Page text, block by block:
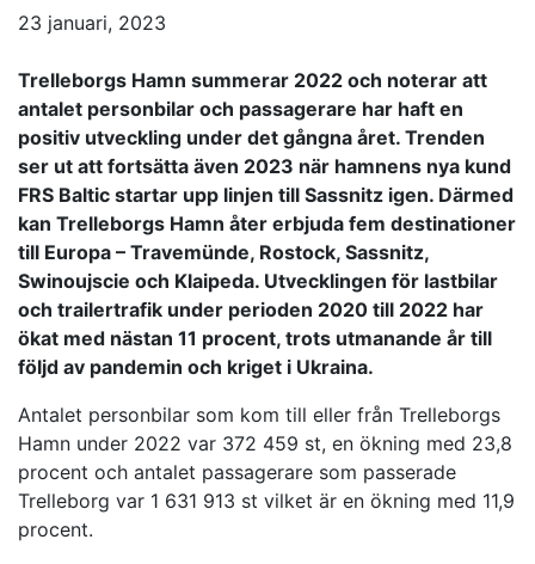
23 januari, 2023
Trelleborgs Hamn summerar 2022 och noterar att
antalet personbilar och passagerare har haft en
positiv utveckling under det gångna året. Trenden
ser ut att fortsätta även 2023 när hamnens nya kund
FRS Baltic startar upp linjen till Sassnitz igen. Därmed
kan Trelleborgs Hamn åter erbjuda fem destinationer
till Europa – Travemünde, Rostock, Sassnitz,
Swinoujscie och Klaipeda. Utvecklingen för lastbilar
och trailertrafik under perioden 2020 till 2022 har
ökat med nästan 11 procent, trots utmanande år till
följd av pandemin och kriget i Ukraina.
Antalet personbilar som kom till eller från Trelleborgs
Hamn under 2022 var 372 459 st, en ökning med 23,8
procent och antalet passagerare som passerade
Trelleborg var 1 631 913 st vilket är en ökning med 11,9
procent.